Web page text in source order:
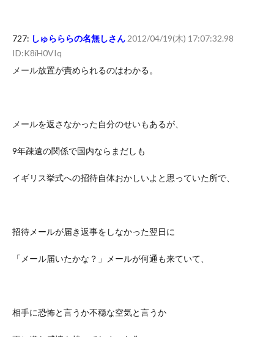
727: しゅらららの名無しさん 2012/04/19(木) 17:07:32.98
ID:K8iH0VIq
メール放置が責められるのはわかる。
メールを返さなかった自分のせいもあるが、
9年疎遠の関係で国内ならまだしも
イギリス挙式への招待自体おかしいよと思っていた所で、
招待メールが届き返事をしなかった翌日に
「メール届いたかな？」メールが何通も来ていて、
相手に恐怖と言うか不穏な空気と言うか